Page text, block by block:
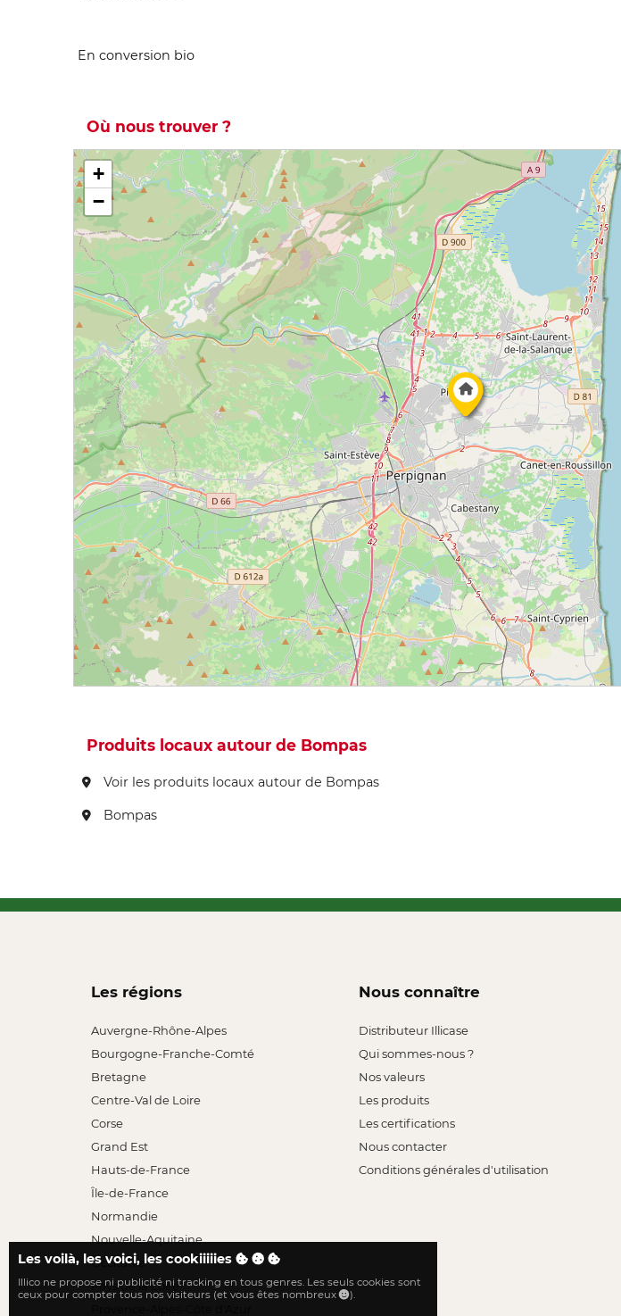
En conversion bio
Où nous trouver ?
+
−
Produits locaux autour de Bompas
Voir les produits locaux autour de Bompas
Bompas
Les régions
Auvergne-Rhône-Alpes
Bourgogne-Franche-Comté
Bretagne
Centre-Val de Loire
Corse
Grand Est
Hauts-de-France
Île-de-France
Normandie
Nouvelle-Aquitaine
Occitanie
Pays de la Loire
Nous connaître
Distributeur Illicase
Qui sommes-nous ?
Nos valeurs
Les produits
Les certifications
Nous contacter
Conditions générales d'utilisation
Les voilà, les voici, les cookiiiiies
Illico ne propose ni publicité ni tracking en tous genres. Les seuls cookies sont
ceux pour compter tous nos visiteurs (et vous êtes nombreux
).